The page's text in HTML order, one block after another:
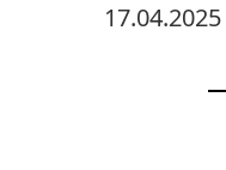
17.04.2025